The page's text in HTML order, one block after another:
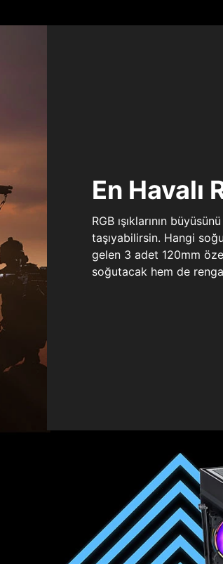
En Havalı
RGB ışıklarının
taşıyabilirsin. Hangi
gelen 3 adet 120mm
soğutacak hem de